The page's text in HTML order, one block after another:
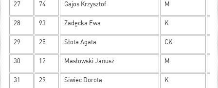
27 74 Gajos Krzysztof M 36
28 93 Zadęcka Ewa K 36
29 25 Słota Agata CK 35
30 12 Masłowski Janusz M 34
31 29 Siwiec Dorota K 34